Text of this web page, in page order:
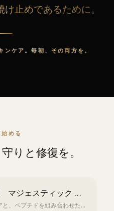
止めであるために。
ンケア。毎朝、その両方を。
める
りと修復を。
エイジングケアUV乳液 マジェスティック デイリペア 50ml
、ペプチドを組み合わせたデ